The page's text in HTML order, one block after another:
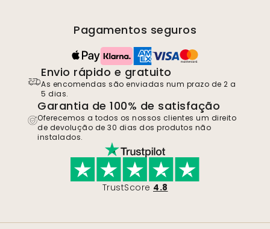
Pagamentos seguros
Envio rápido e gratuito
As encomendas são enviadas num prazo de 2 a
5 dias.
Garantia de 100% de satisfação
Oferecemos a todos os nossos clientes um direito
de devolução de 30 dias dos produtos não
instalados.
TrustScore 4.8